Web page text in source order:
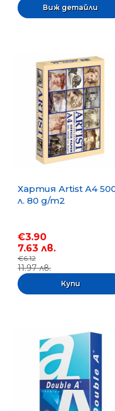
Виж детайли
Хартия Artist A4
л. 80 g/m2
€3.90
7.63 лв.
€6.12
11.97 лв.